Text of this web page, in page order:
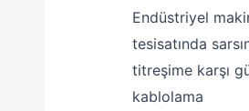
Endüstriyel
tesisatında
titreşime karşı
kablolama